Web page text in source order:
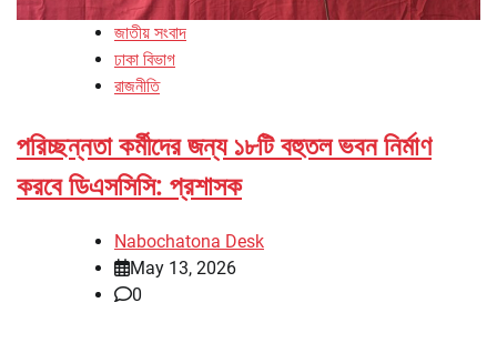
জাতীয় সংবাদ
ঢাকা বিভাগ
রাজনীতি
পরিচ্ছন্নতা কর্মীদের জন্য ১৮টি বহুতল ভবন নির্মাণ
করবে ডিএসসিসি: প্রশাসক
Nabochatona Desk
May 13, 2026
0